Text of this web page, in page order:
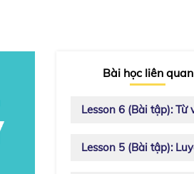
Bài học liên quan